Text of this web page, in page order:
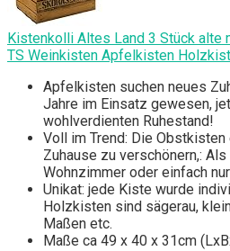
Kistenkolli Altes Land 3 Stück
TS Weinkisten Apfelkisten
Apfelkisten suchen neues
Jahre im Einsatz gewesen,
wohlverdienten Ruhestand!
Voll im Trend: Die
Zuhause zu verschönern,: Als
Wohnzimmer oder einfach
Unikat: jede Kiste wurde
Holzkisten sind sägerau,
Maßen etc.
Maße ca 49 x 40 x 31cm